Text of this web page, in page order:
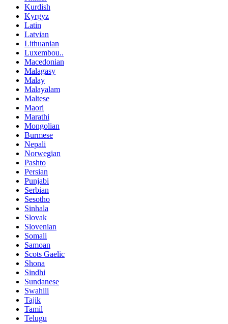
Kurdish
Kyrgyz
Latin
Latvian
Lithuanian
Luxembou..
Macedonian
Malagasy
Malay
Malayalam
Maltese
Maori
Marathi
Mongolian
Burmese
Nepali
Norwegian
Pashto
Persian
Punjabi
Serbian
Sesotho
Sinhala
Slovak
Slovenian
Somali
Samoan
Scots Gaelic
Shona
Sindhi
Sundanese
Swahili
Tajik
Tamil
Telugu